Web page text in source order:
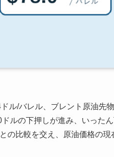
ル/バレル、ブレント原油先
ルの下押しが進み、いった
の比較を交え、原油価格の現